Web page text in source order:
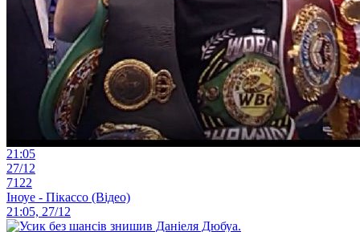
21:05
27/12
7122
Іноуе - Пікассо (Відео)
21:05, 27/12